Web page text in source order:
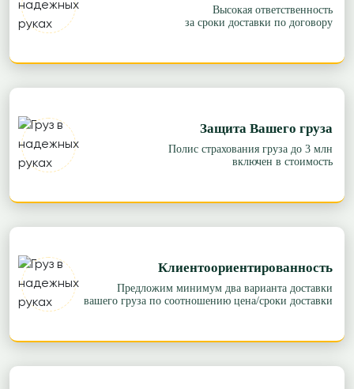
Высокая ответственность
за сроки доставки по договору
Защита Вашего груза
Полис страхования груза до 3 млн
включен в стоимость
Клиентоориентированность
Предложим минимум два варианта доставки
вашего груза по соотношению цена/сроки доставки